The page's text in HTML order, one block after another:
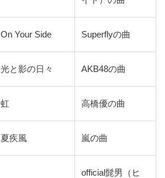
On Your Side Superflyの曲
光と影の日々 AKB48の曲
虹 高橋優の曲
夏疾風 嵐の曲
official髭男（ヒ